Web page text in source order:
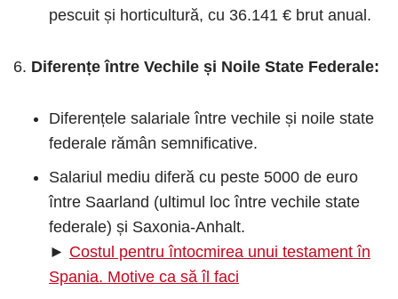
pescuit și horticultură, cu 36.141 € brut anual.
Diferențe între Vechile și Noile State Federale:
Diferențele salariale între vechile și noile state
federale rămân semnificative.
Salariul mediu diferă cu peste 5000 de euro
între Saarland (ultimul loc între vechile state
federale) și Saxonia-Anhalt.
► Costul pentru întocmirea unui testament în
Spania. Motive ca să îl faci